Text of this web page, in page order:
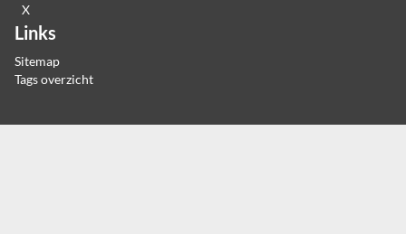
X
Links
Sitemap
Tags overzicht